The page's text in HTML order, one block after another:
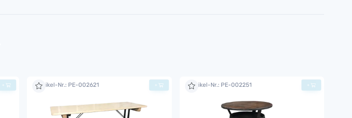
+ Artikel-Nr.: PE-002621 + Artikel-Nr.: PE-002251 +